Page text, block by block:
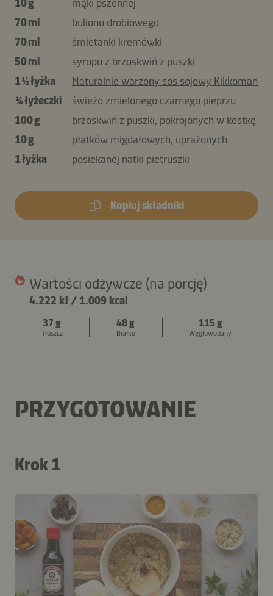
10 g
mąki pszennej
70 ml
bulionu drobiowego
70 ml
śmietanki kremówki
50 ml
syropu z brzoskwiń z puszki
1 ½ łyżka
Naturalnie warzony sos sojowy Kikkoman
¼ łyżeczki
świeżo zmielonego czarnego pieprzu
100 g
brzoskwiń z puszki, pokrojonych w kostkę
10 g
płatków migdałowych, uprażonych
1 łyżka
posiekanej natki pietruszki
Kopiuj składniki
Wartości odżywcze (na porcję)
4.222 kJ / 1.009 kcal
37 g
Tłuszcz
48 g
Białko
115 g
Węglowodany
PRZYGOTOWANIE
Krok 1